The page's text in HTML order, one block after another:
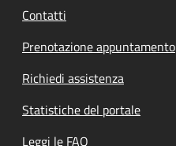
Contatti
Prenotazione appuntamento
Richiedi assistenza
Statistiche del portale
Leggi le FAQ